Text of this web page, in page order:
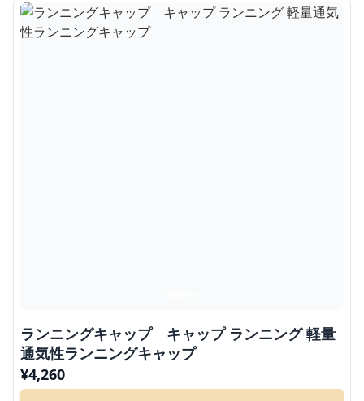
ランニングキャップ キャップ ランニング 軽量
通気性ランニングキャップ
¥4,260